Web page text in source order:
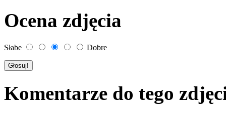
Ocena zdjęcia
Słabe Dobre
Komentarze do tego